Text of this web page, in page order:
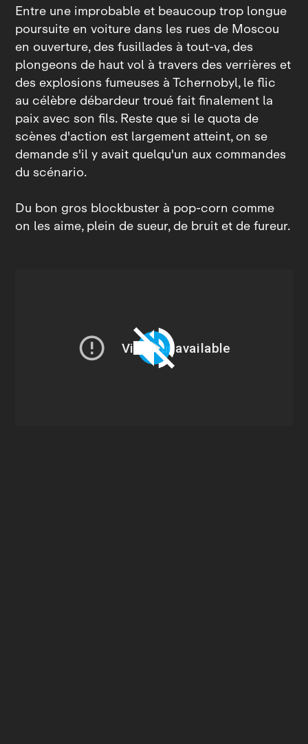
Entre une improbable et beaucoup trop longue
poursuite en voiture dans les rues de Moscou
en ouverture, des fusillades à tout‑va, des
plongeons de haut vol à travers des verrières et
des explosions fumeuses à Tchernobyl, le flic
au célèbre débardeur troué fait finalement la
paix avec son fils. Reste que si le quota de
scènes d'action est largement atteint, on se
demande s'il y avait quelqu'un aux commandes
du scénario.
Du bon gros blockbuster à pop‑corn comme
on les aime, plein de sueur, de bruit et de fureur.
Play